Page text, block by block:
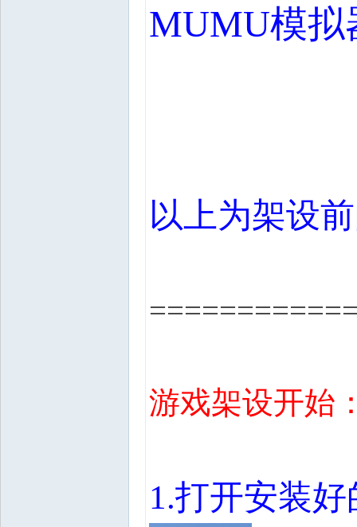
MUMU模拟
以上为架设
游戏架设开始
1.打开安装好